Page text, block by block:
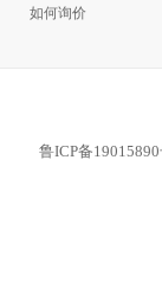
如何询价
鲁ICP备19015890